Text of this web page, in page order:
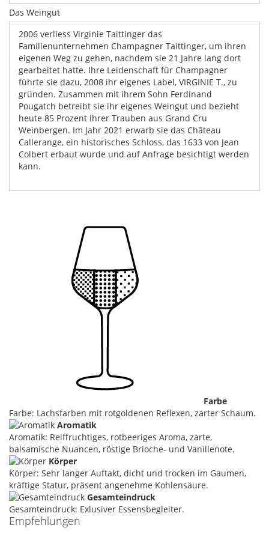
Das Weingut
2006 verliess Virginie Taittinger das
Familienunternehmen Champagner Taittinger, um ihren
eigenen Weg zu gehen, nachdem sie 21 Jahre lang dort
gearbeitet hatte. Ihre Leidenschaft für Champagner
führte sie dazu, 2008 ihr eigenes Label, VIRGINIE T., zu
gründen. Zusammen mit ihrem Sohn Ferdinand
Pougatch betreibt sie ihr eigenes Weingut und bezieht
heute 85 Prozent ihrer Trauben aus Grand Cru
Weinbergen. Im Jahr 2021 erwarb sie das Château
Callerange, ein historisches Schloss, das 1633 von Jean
Colbert erbaut wurde und auf Anfrage besichtigt werden
kann.
Farbe
Farbe: Lachsfarben mit rotgoldenen Reflexen, zarter Schaum.
Aromatik
Aromatik: Reiffruchtiges, rotbeeriges Aroma, zarte,
balsamische Nuancen, röstige Brioche- und Vanillenote.
Körper
Körper: Sehr langer Auftakt, dicht und trocken im Gaumen,
kräftige Statur, präsent angenehme Kohlensäure.
Gesamteindruck
Gesamteindruck: Exlusiver Essensbegleiter.
Empfehlungen